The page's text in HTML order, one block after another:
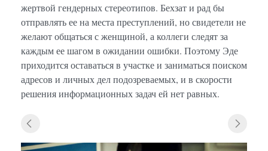
жертвой гендерных стереотипов. Бехзат и рад бы
отправлять ее на места преступлений, но свидетели не
желают общаться с женщиной, а коллеги следят за
каждым ее шагом в ожидании ошибки. Поэтому Эде
приходится оставаться в участке и заниматься поиском
адресов и личных дел подозреваемых, и в скорости
решения информационных задач ей нет равных.